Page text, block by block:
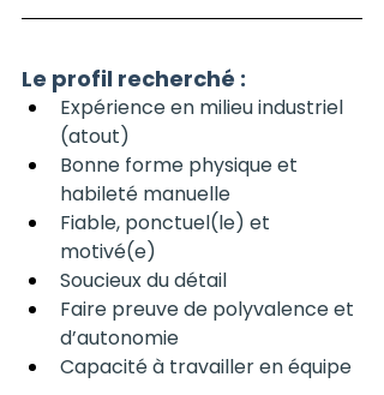
Le profil recherché :
Expérience en milieu industriel
(atout)
Bonne forme physique et
habileté manuelle
Fiable, ponctuel(le) et
motivé(e)
Soucieux du détail
Faire preuve de polyvalence et
d’autonomie
Capacité à travailler en équipe